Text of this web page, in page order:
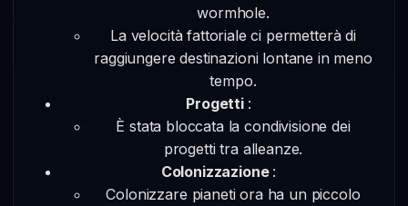
wormhole.
La velocità fattoriale ci permetterà di
raggiungere destinazioni lontane in meno
tempo.
Progetti :
È stata bloccata la condivisione dei
progetti tra alleanze.
Colonizzazione :
Colonizzare pianeti ora ha un piccolo